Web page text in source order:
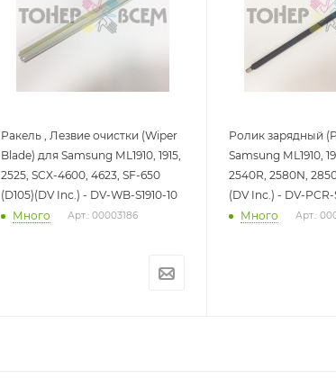
Ракель , Лезвие очистки (Wiper
Blade) для Samsung ML1910, 1915,
2525, SCX-4600, 4623, SF-650
(D105)(DV Inc.) - DV-WB-S1910-10
Много
Арт.: 00003186
Ролик зарядный
Samsung ML1910,
2540R, 2580N,
(DV Inc.) - DV-PCR-
Много
Арт.: